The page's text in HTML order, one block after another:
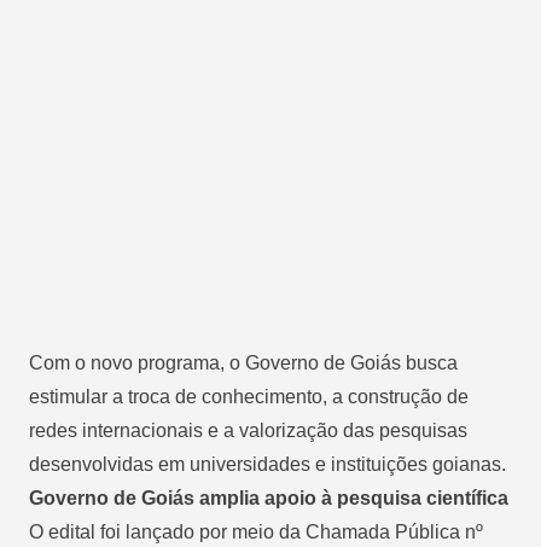
Com o novo programa, o Governo de Goiás busca
estimular a troca de conhecimento, a construção de
redes internacionais e a valorização das pesquisas
desenvolvidas em universidades e instituições goianas.
Governo de Goiás amplia apoio à pesquisa científica
O edital foi lançado por meio da Chamada Pública nº